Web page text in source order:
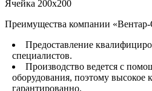
Ячейка 200x200
Преимущества компании
Предоставление
специалистов.
Производство ведется с
оборудования, поэтому высокое
гарантированно.